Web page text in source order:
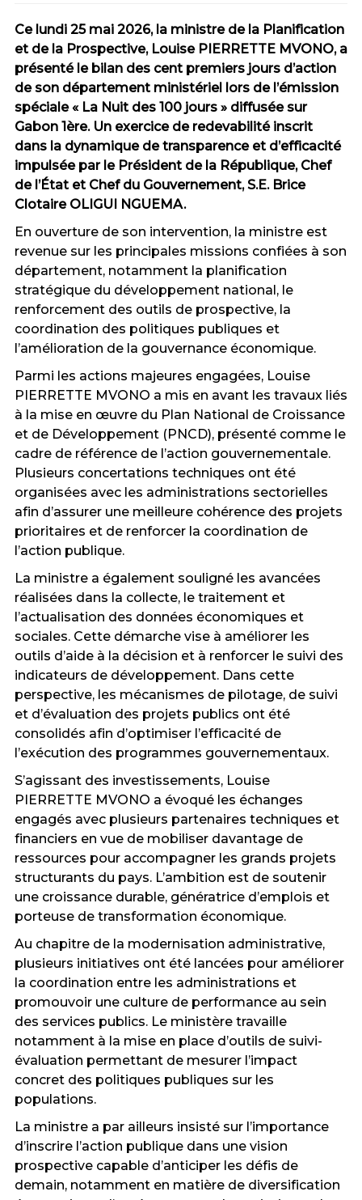
Ce lundi 25 mai 2026, la ministre de la Planification
et de la Prospective, Louise PIERRETTE MVONO, a
présenté le bilan des cent premiers jours d’action
de son département ministériel lors de l’émission
spéciale « La Nuit des 100 jours » diffusée sur
Gabon 1ère. Un exercice de redevabilité inscrit
dans la dynamique de transparence et d’efficacité
impulsée par le Président de la République, Chef
de l’État et Chef du Gouvernement, S.E. Brice
Clotaire OLIGUI NGUEMA.
En ouverture de son intervention, la ministre est
revenue sur les principales missions confiées à son
département, notamment la planification
stratégique du développement national, le
renforcement des outils de prospective, la
coordination des politiques publiques et
l’amélioration de la gouvernance économique.
Parmi les actions majeures engagées, Louise
PIERRETTE MVONO a mis en avant les travaux liés
à la mise en œuvre du Plan National de Croissance
et de Développement (PNCD), présenté comme le
cadre de référence de l’action gouvernementale.
Plusieurs concertations techniques ont été
organisées avec les administrations sectorielles
afin d’assurer une meilleure cohérence des projets
prioritaires et de renforcer la coordination de
l’action publique.
La ministre a également souligné les avancées
réalisées dans la collecte, le traitement et
l’actualisation des données économiques et
sociales. Cette démarche vise à améliorer les
outils d’aide à la décision et à renforcer le suivi des
indicateurs de développement. Dans cette
perspective, les mécanismes de pilotage, de suivi
et d’évaluation des projets publics ont été
consolidés afin d’optimiser l’efficacité de
l’exécution des programmes gouvernementaux.
S’agissant des investissements, Louise
PIERRETTE MVONO a évoqué les échanges
engagés avec plusieurs partenaires techniques et
financiers en vue de mobiliser davantage de
ressources pour accompagner les grands projets
structurants du pays. L’ambition est de soutenir
une croissance durable, génératrice d’emplois et
porteuse de transformation économique.
Au chapitre de la modernisation administrative,
plusieurs initiatives ont été lancées pour améliorer
la coordination entre les administrations et
promouvoir une culture de performance au sein
des services publics. Le ministère travaille
notamment à la mise en place d’outils de suivi-
évaluation permettant de mesurer l’impact
concret des politiques publiques sur les
populations.
La ministre a par ailleurs insisté sur l’importance
d’inscrire l’action publique dans une vision
prospective capable d’anticiper les défis de
demain, notamment en matière de diversification